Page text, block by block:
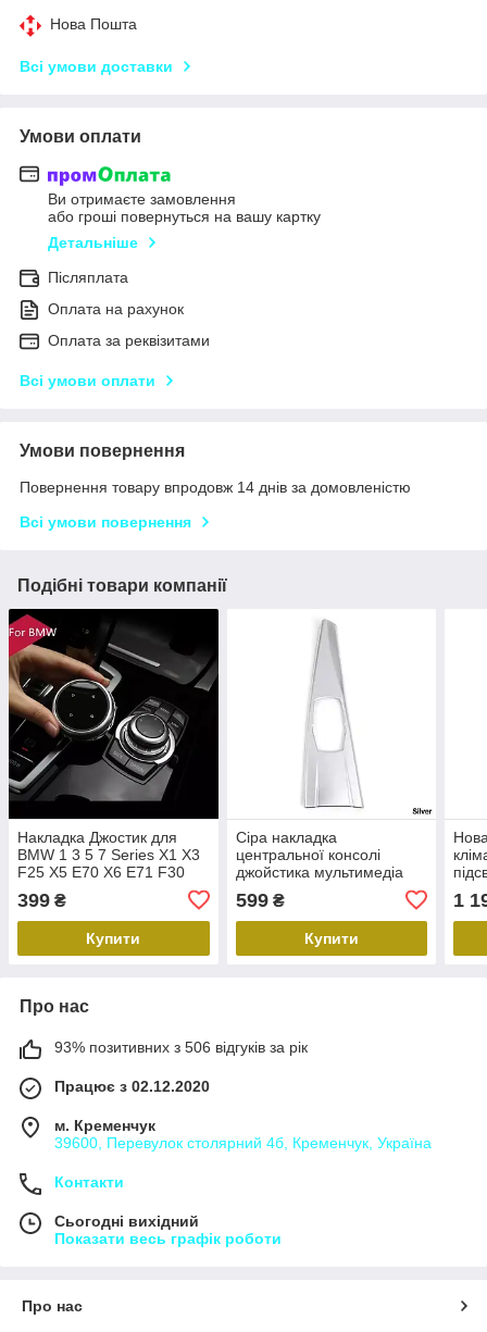
Нова Пошта
Всі умови доставки
Умови оплати
Ви отримаєте замовлення
або гроші повернуться на вашу картку
Детальніше
Післяплата
Оплата на рахунок
Оплата за реквізитами
Всі умови оплати
Умови повернення
Повернення товару впродовж 14 днів за домовленістю
Всі умови повернення
Подібні товари компанії
Накладка Джостик для
BMW 1 3 5 7 Series X1 X3
F25 X5 E70 X6 E71 F30
мультимедіа бмв
399 ₴
Купити
Сіра накладка
центральної консолі
джойстика мультимедіа
Накладка консолі
джойстика мультимедіа
нова БМВ 3 Ф
599₴
Купити
F33
1
Про нас
93% позитивних з 506 відгуків за рік
Працює з 02.12.2020
м. Кременчук
39600, Перевулок столярний 4б, Кременчук, Україна
Контакти
Сьогодні вихідний
Показати весь графік роботи
Про нас